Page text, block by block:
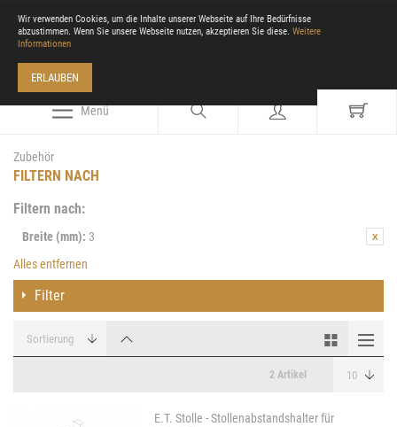
Menü
Zubehör
FILTERN NACH
Filtern nach:
Breite (mm): 3
Alles entfernen
Filter
2 Artikel
E.T. Stolle - Stollenabstandshalter für
Wir verwenden Cookies, um die Inhalte unserer Webseite auf Ihre Bedürfnisse
abzustimmen. Wenn Sie unsere Webseite nutzen, akzeptieren Sie diese. Weitere
Informationen
ERLAUBEN